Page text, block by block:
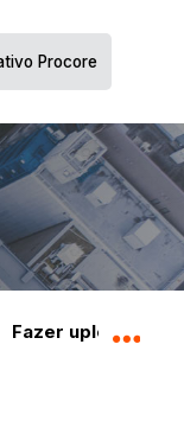
Procore
Fazer upload de